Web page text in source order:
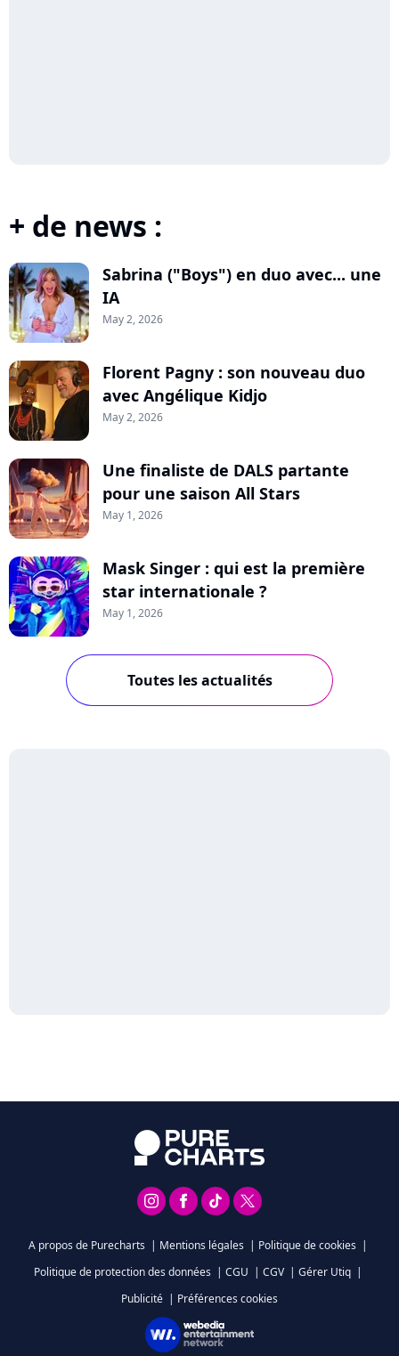
+ de news :
Sabrina ("Boys") en duo avec... une
IA
May 2, 2026
Florent Pagny : son nouveau duo
avec Angélique Kidjo
May 2, 2026
Une finaliste de DALS partante
pour une saison All Stars
May 1, 2026
Mask Singer : qui est la première
star internationale ?
May 1, 2026
Toutes les actualités
A propos de Purecharts | Mentions légales | Politique de cookies |
Politique de protection des données | CGU | CGV | Gérer Utiq |
Publicité | Préférences cookies